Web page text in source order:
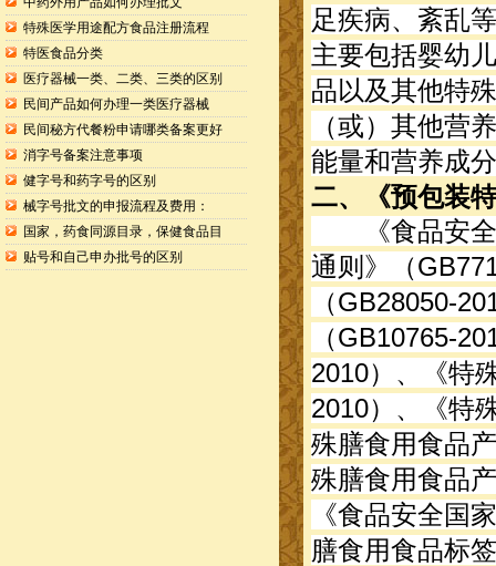
特殊医学用途配方食品注册流程
特医食品分类
医疗器械一类、二类、三类的区别
民间产品如何办理一类医疗器械
民间秘方代餐粉申请哪类备案更好
消字号备案注意事项
健字号和药字号的区别
械字号批文的申报流程及费用：
国家，药食同源目录，保健食品目
贴号和自己申办批号的区别
足疾病、紊乱
主要包括婴幼
品以及其他特
（或）其他营
能量和营养成
二、《预包装
《食品安全
通则》（
（GB28050-
（GB10765-
2010）、《特
2010）、《特
殊膳食用食品
殊膳食用食品
《食品安全国
膳食用食品标